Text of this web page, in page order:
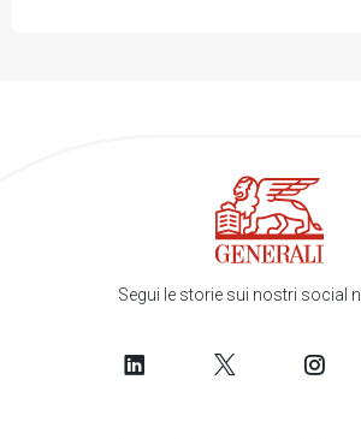
Segui le storie sui nostri social